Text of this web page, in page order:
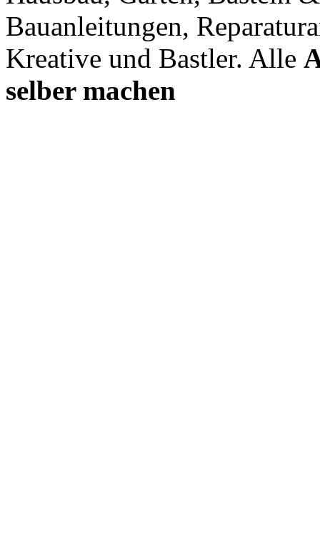
Bauanleitungen,
Kreative und Bastler. Alle
selber machen